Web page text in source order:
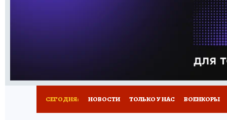
НОВОЕ
СЕГОДНЯ: НОВОСТИ ТОЛЬКО У НАС ВОЕНКОРЫ